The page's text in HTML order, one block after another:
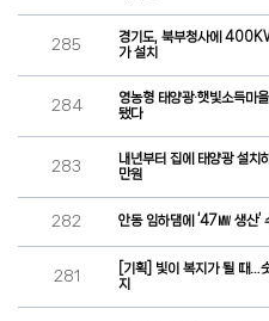
285
경기도, 북부청사에
가 설치
284
영농형 태양광·햇빛소득마
됐다
283
내년부터 집에 태양광 설치
만원
282 안동 임하댐에 ‘47㎿ 생산’
281
[기획] 빛이 복지가 될 때…
지